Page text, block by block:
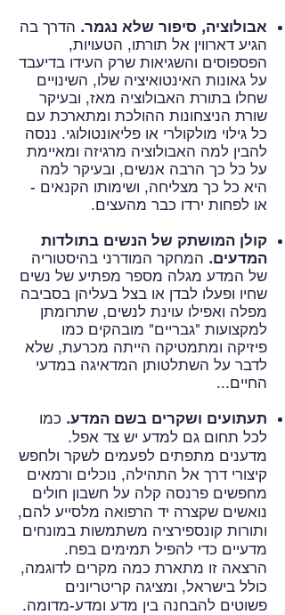
אבולוציה, סיפור שלא נגמר. הדרך בה
הגיע דארווין אל תורתו, הטעויות,
הפספוסים והשגיאות שרק העידו בדיעבד
על גאונות האינטואיציה שלו, השינויים
שחלו בתורת האבולוציה מאז, ובעיקר
שורת הניצחונות ההולכת ומתארכת עם
כל גילוי מולקולרי או פליאונטולוגי. ננסה
להבין למה האבולוציה מרגיזה ומאיימת
על כל כך הרבה אנשים, ובעיקר למה
היא כל כך מצליחה, ושימותו הקנאים -
או לפחות ירדו כבר מהעצים.
קולן המושתק של הנשים בתולדות
המדעים. המחקר המודרני בהיסטוריה
של המדע מגלה מספר מפתיע של נשים
שחיו ופעלו לבדן או בצל בעליהן בסביבה
מפלה ואפילו עוינת לנשים, שתרומתן
למקצועות "גבריים" מובהקים כמו
פיזיקה ומתמטיקה הייתה מכרעת, שלא
לדבר על השתלטותן המדאיגה במדעי
החיים...
תעתועים ושקרים בשם המדע. כמו
לכל תחום גם למדע יש צד אפל.
מדענים מתפתים לפעמים לשקר ולחפש
קיצורי דרך אל התהילה, נוכלים ורמאים
מחפשים פרנסה קלה על חשבון חולים
נואשים שקצרה יד הרפואה מלסייע להם,
ותורות קונספירציה משתמשות במונחים
מדעיים כדי להפיל תמימים בפח.
הרצאה זו מתארת כמה מקרים לדוגמה,
כולל בישראל, ומציגה קריטריונים
פשוטים להבחנה בין מדע ומדע-מדומה.